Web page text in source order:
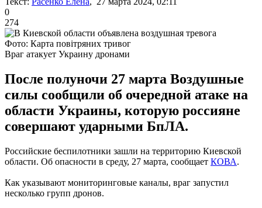
0
274
Фото: Карта повітряних тривог
Враг атакует Украину дронами
После полуночи 27 марта Воздушные
силы сообщили об очередной атаке на
области Украины, которую россияне
совершают ударными БпЛА.
Российские беспилотники зашли на территорию Киевской
области. Об опасности в среду, 27 марта, сообщает КОВА.
Как указывают мониторинговые каналы, враг запустил
несколько групп дронов.